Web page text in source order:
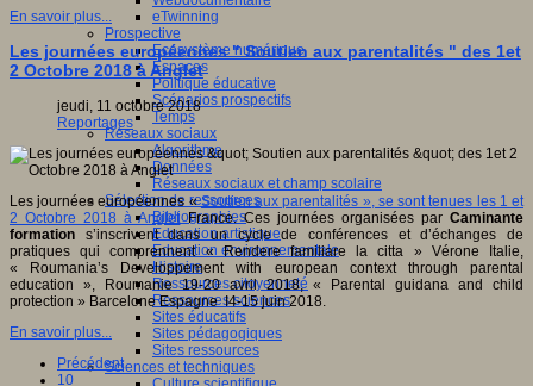
eTwinning
Prospective
Ecosystème numérique
Espaces
Politique éducative
Scénarios prospectifs
Temps
Réseaux sociaux
Algorithme
Données
Réseaux sociaux et champ scolaire
Sélection de ressources
Bibliographies
Education artistique
Education environnementale
Histoire
Ressources citoyenneté
Ressources sciences
Sites éducatifs
Sites pédagogiques
Sites ressources
Sciences et techniques
En savoir plus...
Les journées européennes " Soutien aux parentalités " des 1et
2 Octobre 2018 à Anglet
jeudi, 11 octobre 2018
Reportages
Les journées européennes «Soutien aux parentalités », se sont tenues les 1 et
2 Octobre 2018 à AngletFrance. Ces journées organisées parCaminante
formation s’inscrivent dans un cycle de conférences et d’échanges de
pratiques qui comprennent « Rendere familiare la citta » Vérone Italie,
« Roumania’s Developpement with european context through parental
education », Roumanie 19-20 avril 2018, « Parental guidana and child
protection » Barcelone Espagne I4-15 juin 2018.
En savoir plus...
Précédent
10